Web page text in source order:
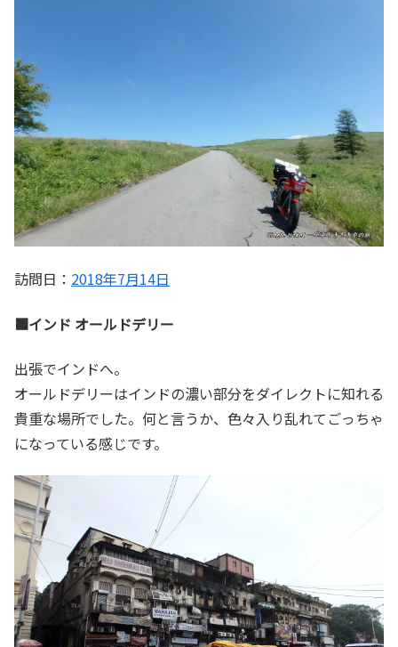
訪問日： 2018年7月14日
■インド オールドデリー
出張でインドへ。
オールドデリーはインドの濃い部分をダイレクトに知れる
貴重な場所でした。何と言うか、色々入り乱れてごっちゃ
になっている感じです。